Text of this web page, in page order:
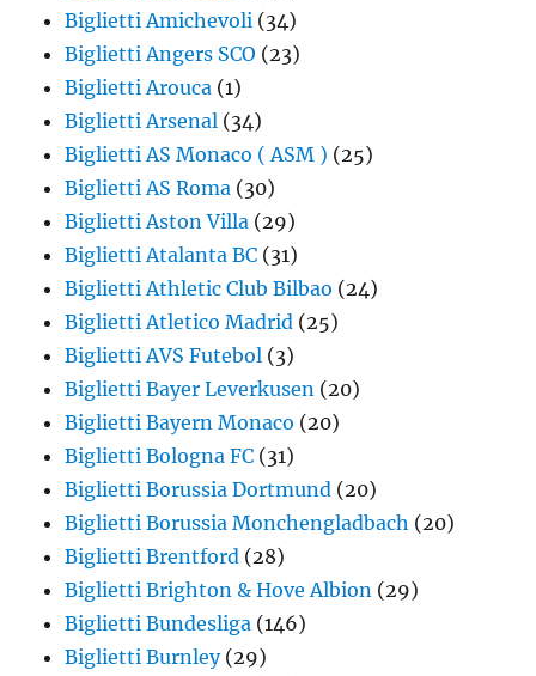
Biglietti Amichevoli (34)
Biglietti Angers SCO (23)
Biglietti Arouca (1)
Biglietti Arsenal (34)
Biglietti AS Monaco ( ASM ) (25)
Biglietti AS Roma (30)
Biglietti Aston Villa (29)
Biglietti Atalanta BC (31)
Biglietti Athletic Club Bilbao (24)
Biglietti Atletico Madrid (25)
Biglietti AVS Futebol (3)
Biglietti Bayer Leverkusen (20)
Biglietti Bayern Monaco (20)
Biglietti Bologna FC (31)
Biglietti Borussia Dortmund (20)
Biglietti Borussia Monchengladbach (20)
Biglietti Brentford (28)
Biglietti Brighton & Hove Albion (29)
Biglietti Bundesliga (146)
Biglietti Burnley(29)